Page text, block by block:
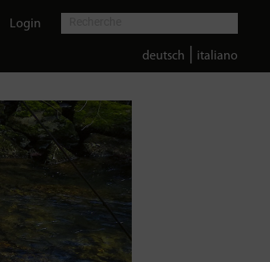
Login
deutsch italiano